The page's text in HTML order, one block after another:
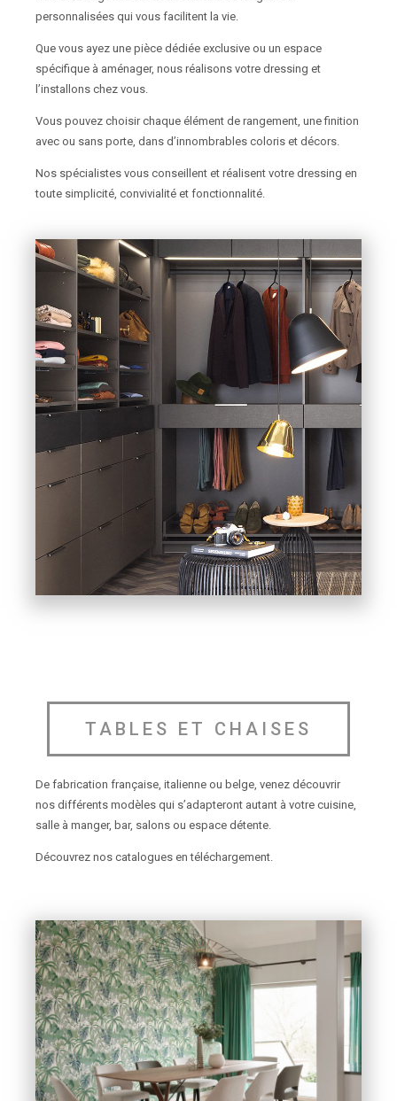
personnalisées qui vous facilitent la vie.
Que vous ayez une pièce dédiée exclusive ou un espace
spécifique à aménager, nous réalisons votre dressing et
l’installons chez vous.
Vous pouvez choisir chaque élément de rangement, une finition
avec ou sans porte, dans d’innombrables coloris et décors.
Nos spécialistes vous conseillent et réalisent votre dressing en
toute simplicité, convivialité et fonctionnalité.
TABLES ET CHAISES
De fabrication française, italienne ou belge, venez découvrir
nos différents modèles qui s’adapteront autant à votre cuisine,
salle à manger, bar, salons ou espace détente.
Découvrez nos catalogues en téléchargement.